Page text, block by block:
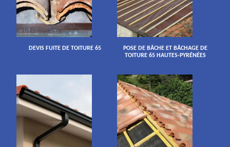
DEVIS FUITE DE TOITURE 65
POSE DE BÂCHE ET BÂCHAGE DE
TOITURE 65 HAUTES-PYRÉNÉES